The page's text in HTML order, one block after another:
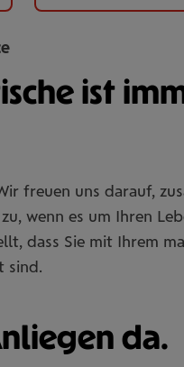
ist
freuen uns darauf,
wenn es um Ihren
dass Sie mit Ihrem
sind.
da.